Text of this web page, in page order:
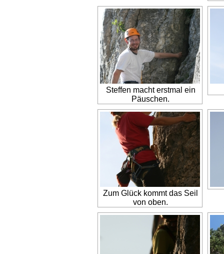
Steffen macht erstmal ein
Päuschen.
Zum Glück kommt das Seil
von oben.